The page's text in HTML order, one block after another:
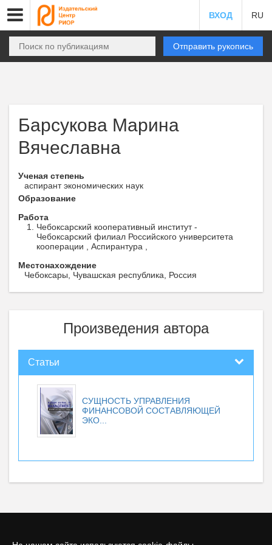
ВХОД RU
Отправить рукопись
Барсукова Марина
Вячеславна
Ученая степень
аспирант экономических наук
Образование
Работа
Чебоксарский кооперативный институт -
Чебоксарский филиал Российского университета
кооперации , Аспирантура ,
Местонахождение
Чебоксары, Чувашская республика, Россия
Произведения автора
Статьи
СУЩНОСТЬ УПРАВЛЕНИЯ
ФИНАНСОВОЙ СОСТАВЛЯЮЩЕЙ
ЭКО...